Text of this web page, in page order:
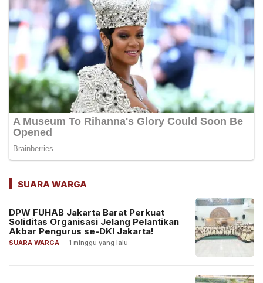
SUARA WARGA
SUARA WARGA - 1 minggu yang lalu
DPW FUHAB Jakarta Barat Perkuat
Soliditas Organisasi Jelang Pelantikan
Akbar Pengurus se-DKI Jakarta!